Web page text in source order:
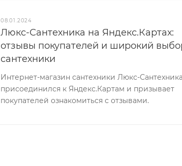
08.01.2024
Люкс-Сантехника на Яндекс.Картах:
отзывы покупателей и широкий
сантехники
Интернет-магазин сантехники Люкс-Сантехника
присоединился к Яндекс.Картам и призывает
покупателей ознакомиться с отзывами.